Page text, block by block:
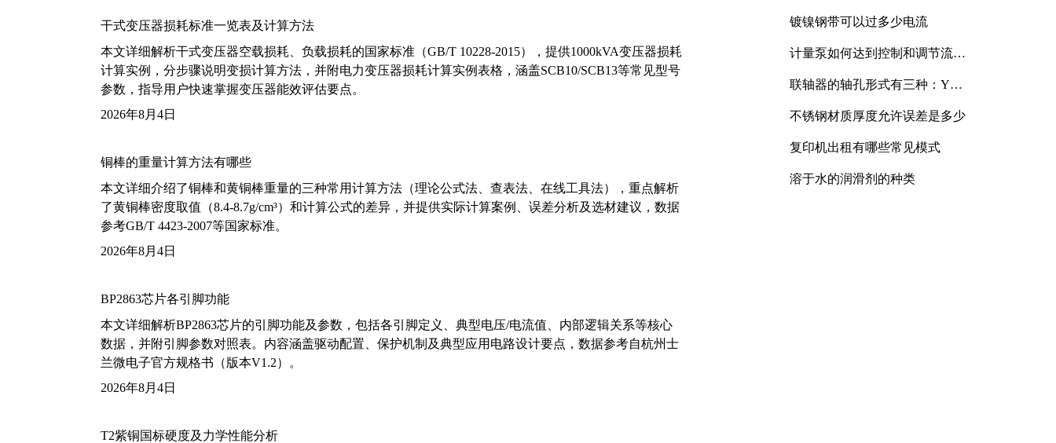
干式变压器损耗标准一览表及计算方法
本文详细解析干式变压器空载损耗、负载损耗的国家标准（GB/T 10228-2015），提供1000kVA变压器损耗
计算实例，分步骤说明变损计算方法，并附电力变压器损耗计算实例表格，涵盖SCB10/SCB13等常见型号
参数，指导用户快速掌握变压器能效评估要点。
2026年8月4日
铜棒的重量计算方法有哪些
本文详细介绍了铜棒和黄铜棒重量的三种常用计算方法（理论公式法、查表法、在线工具法），重点解析
了黄铜棒密度取值（8.4-8.7g/cm³）和计算公式的差异，并提供实际计算案例、误差分析及选材建议，数据
参考GB/T 4423-2007等国家标准。
2026年8月4日
BP2863芯片各引脚功能
本文详细解析BP2863芯片的引脚功能及参数，包括各引脚定义、典型电压/电流值、内部逻辑关系等核心
数据，并附引脚参数对照表。内容涵盖驱动配置、保护机制及典型应用电路设计要点，数据参考自杭州士
兰微电子官方规格书（版本V1.2）。
2026年8月4日
T2紫铜国标硬度及力学性能分析
镀镍钢带可以过多少电流
计量泵如何达到控制和调节流量
联轴器的轴孔形式有三种：Y
不锈钢材质厚度允许误差是多少
复印机出租有哪些常见模式
溶于水的润滑剂的种类